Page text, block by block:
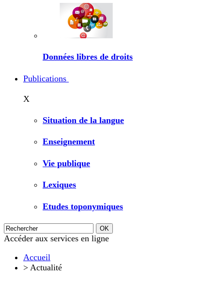
Données libres de droits
Publications
X
Situation de la langue
Enseignement
Vie publique
Lexiques
Etudes toponymiques
Accéder aux services en ligne
Accueil
> Actualité